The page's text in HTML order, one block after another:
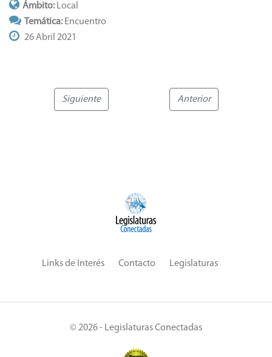
Ámbito: Local
Temática: Encuentro
26 Abril 2021
Siguiente Anterior
Links de Interés Contacto Legislaturas
© 2026 - Legislaturas Conectadas